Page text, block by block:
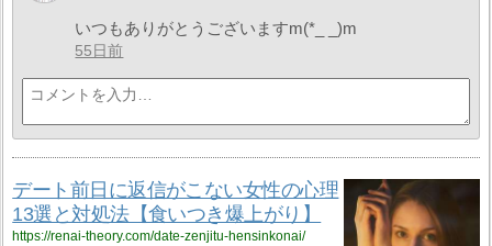
いつもありがとうございますm(*_ _)m
55日前
デート前日に返信がこない女性の心理
13選と対処法【食いつき爆上がり】
https://renai-theory.com/date-zenjitu-hensinkonai/